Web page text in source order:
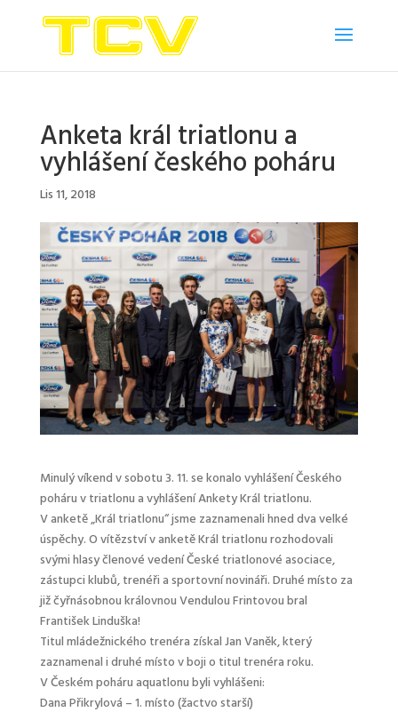
Anketa král triatlonu a
vyhlášení českého poháru
Lis 11, 2018
Minulý víkend v sobotu 3. 11. se konalo vyhlášení Českého
poháru v triatlonu a vyhlášení Ankety Král triatlonu.
V anketě „Král triatlonu“ jsme zaznamenali hned dva velké
úspěchy. O vítězství v anketě Král triatlonu rozhodovali
svými hlasy členové vedení České triatlonové asociace,
zástupci klubů, trenéři a sportovní novináři. Druhé místo za
již čyřnásobnou královnou Vendulou Frintovou bral
František Linduška!
Titul mládežnického trenéra získal Jan Vaněk, který
zaznamenal i druhé místo v boji o titul trenéra roku.
V Českém poháru aquatlonu byli vyhlášeni:
Dana Přikrylová – 1. místo (žactvo starší)